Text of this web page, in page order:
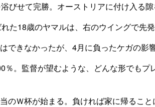
びせて完勝。オーストリアに付け入る隙
た18歳のヤマルは、右のウイングで先
できなかったが、4月に負ったケガの影
％。監督が望むような、どんな形でも
のＷ杯が始まる。負ければ家に帰るこ